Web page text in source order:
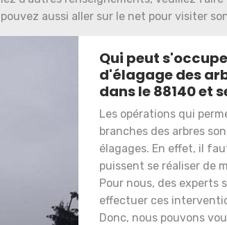
aussi aller sur le net pour visiter
Qui peut
d'élagage des
dans le 88140 et
Les opérations qui
branches des arbres
élagages. En effet, il
puissent se réaliser de
Pour nous, des experts
effectuer ces
Donc, nous pouvons